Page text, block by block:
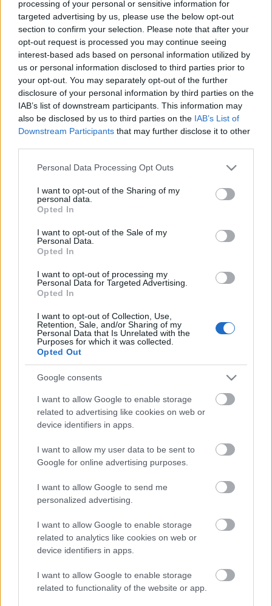
processing of your personal or sensitive information for
targeted advertising by us, please use the below opt-out
section to confirm your selection. Please note that after your
opt-out request is processed you may continue seeing
interest-based ads based on personal information utilized by
us or personal information disclosed to third parties prior to
your opt-out. You may separately opt-out of the further
disclosure of your personal information by third parties on the
IAB’s list of downstream participants. This information may
also be disclosed by us to third parties on the IAB’s List of
Downstream Participants that may further disclose it to other
Please note that this website/app uses one or more Google
not limited to your visit or usage behaviour. You may click to
grant or deny consent to Google and its third-party tags to
use your data for below specified purposes in below Google
consent section.
Personal Data Processing Opt Outs
I want to opt-out of the Sharing of my
personal data.
Opted In
I want to opt-out of the Sale of my
Personal Data.
Opted In
I want to opt-out of processing my
Personal Data for Targeted Advertising.
Opted In
I want to opt-out of Collection, Use,
Retention, Sale, and/or Sharing of my
Personal Data that Is Unrelated with the
Purposes for which it was collected.
Opted Out
Google consents
I want to allow Google to enable storage
related to advertising like cookies on web or
device identifiers in apps.
I want to allow my user data to be sent to
Google for online advertising purposes.
I want to allow Google to send me
personalized advertising.
I want to allow Google to enable storage
related to analytics like cookies on web or
device identifiers in apps.
I want to allow Google to enable storage
related to functionality of the website or app.
sztereotípiától, hogy mi vagyunk a világ legjobb
buszépítő nemzete. Ezért egyre-másra jelentik be a
különböző cégek, hogy ők márpedig, ha törik, ha
szakad buszt fognak gyártani! Ebbe a népes
szegmensbe érkezhet a szegedi…
Mozgásban a nemzeti troli!
_zahnrad 2013. szeptember 23.
Ezen a héten az Omnibusz blogon kizárólag
posztunk egy trolibuszról szól, ami korlátozottan, de
képes önjáró üzemre is. Megnéztük az új Ikarus
trolit, ami sokkal nemzetibb mint a Rába terméke és
sok tekintetben veri a…
Elkészült az első szegedi troli! -
•2013. május 22.
… kocsiteste, azaz a hajtás még nem került bele az
Ikarus-Škoda Tr 187.2-esbe, ugyanis azt
Csehországban, a plzeňi Škoda gyárban fogják
beépíteni. Ahogy korábban beszámoltunk róla,
gőzerővel készül a Szegedi Közlekedési Társaság
(SZKT) tizenhárom trolibusza. Az első busz…
Ilyen lesz az új szegedi Ikarus troli
Nemrég kezdték meg a tizenhárom darabos szegedi
Székesfehérváron. Az első kocsinak még csak a
vázszerkezete állt össze, így mi egyelőre csak a
látványtervekre hagyatkozhatunk. A kocsi
vázszerkezete erősen emlékeztet a…
Trolibuszt is gyártanak Szegeden